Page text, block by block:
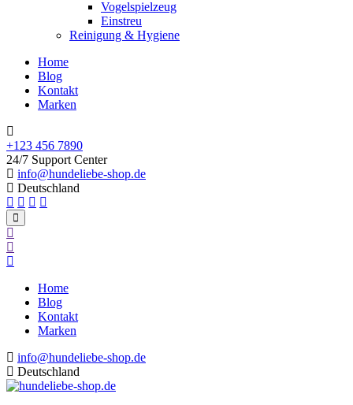
Vogelspielzeug
Einstreu
Reinigung & Hygiene
Home
Blog
Kontakt
Marken
+123 456 7890
24/7 Support Center
info@hundeliebe-shop.de
Deutschland
Home
Blog
Kontakt
Marken
info@hundeliebe-shop.de
Deutschland